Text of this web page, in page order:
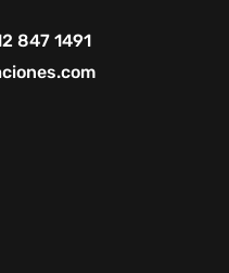
847 1491